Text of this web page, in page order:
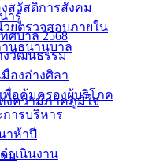
ารู้
ศบาล 2568
วัฒนธรรม
มืองอ่างศิลา
พื่อคุ้มครองผู้บริโภค
ารบริหาร
าห้าปี
ำเนินงาน
สวัสดิการสังคม
ยตรวจสอบภายใน
นธนานุบาล
งความภาคภูมิใจ
ม